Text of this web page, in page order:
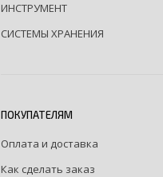
ИНСТРУМЕНТ
СИСТЕМЫ ХРАНЕНИЯ
ПОКУПАТЕЛЯМ
Оплата и доставка
Как сделать заказ